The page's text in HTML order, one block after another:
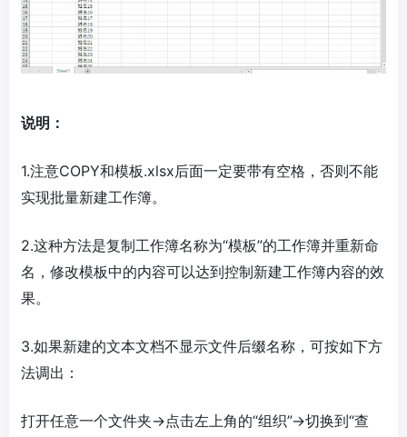
说明：
1.注意COPY和模板.xlsx后面一定要带有空格，否则不能
实现批量新建工作簿。
2.这种方法是复制工作簿名称为“模板”的工作簿并重新命
名，修改模板中的内容可以达到控制新建工作簿内容的效
果。
3.如果新建的文本文档不显示文件后缀名称，可按如下方
法调出：
打开任意一个文件夹→点击左上角的“组织”→切换到“查